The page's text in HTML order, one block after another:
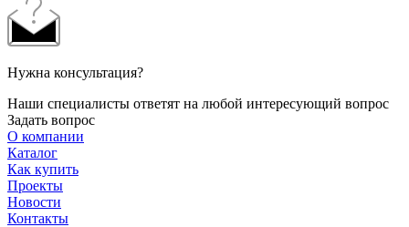
Нужна консультация?
Наши специалисты ответят на любой интересующий вопрос
Задать вопрос
О компании
Каталог
Как купить
Проекты
Новости
Контакты